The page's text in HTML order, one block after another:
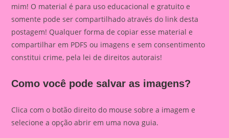
mim! O material é para uso educacional e gratuito e
somente pode ser compartilhado através do link desta
postagem! Qualquer forma de copiar esse material e
compartilhar em PDFS ou imagens e sem consentimento
constitui crime, pela lei de direitos autorais!
Como você pode salvar as imagens?
Clica com o botão direito do mouse sobre a imagem e
selecione a opção abrir em uma nova guia.